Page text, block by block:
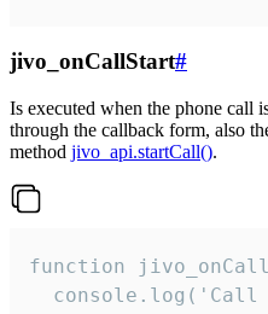
jivo_onCallStart#
Is executed when the phone call
through the callback form, also
method jivo_api.startCall().
function
console.log('Call